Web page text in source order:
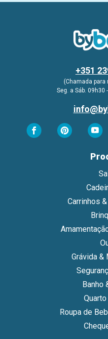
+351
(Chamada para
Seg. a Sáb. 09h30
Carrinhos
Grávida &
Banho
Roupa de